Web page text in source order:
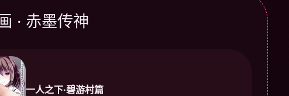
· 赤墨传神
一人之下·碧游村篇